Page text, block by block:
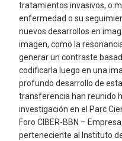
tratamientos invasivos, o
enfermedad o su
nuevos desarrollos en
imagen, como la
generar un contraste
codificarla luego en una
profundo desarrollo de
transferencia han reunido
investigación en el Parc
Foro CIBER-BBN –
perteneciente al Instituto